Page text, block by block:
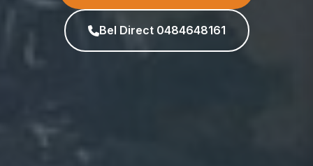
Bel Direct 0484648161